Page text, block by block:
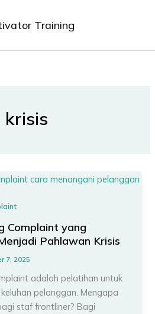
Training
krisis
Complaint yang
Pahlawan Krisis
7, 2025
adalah pelatihan untuk
pelanggan. Mengapa
staf frontliner? Bagi